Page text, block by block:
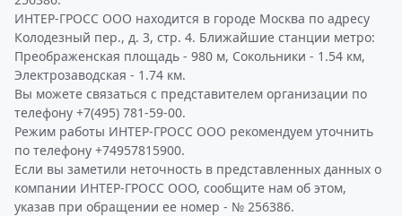
ИНТЕР-ГРОСС ООО находится в городе Москва по адресу
Колодезный пер., д. 3, стр. 4. Ближайшие станции метро:
Преображенская площадь - 980 м, Сокольники - 1.54 км,
Электрозаводская - 1.74 км.
Вы можете связаться с представителем организации по
телефону +7(495) 781-59-00.
Режим работы ИНТЕР-ГРОСС ООО рекомендуем уточнить
по телефону +74957815900.
Если вы заметили неточность в представленных данных о
компании ИНТЕР-ГРОСС ООО, сообщите нам об этом,
указав при обращении ее номер - № 256386.